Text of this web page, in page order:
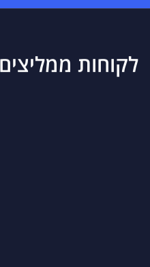
לקוחות ממליצים
הסיבה ליישום